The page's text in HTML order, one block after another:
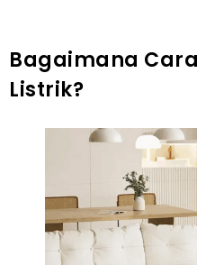
Bagaimana
Listrik?